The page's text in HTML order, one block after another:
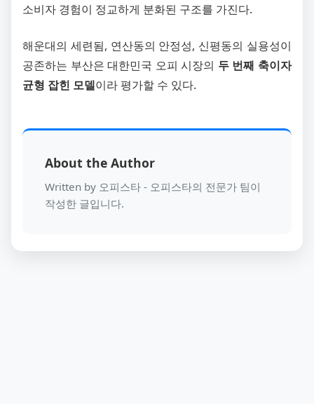
소비자 경험이 정교하게 분화된 구조를 가진다.
해운대의 세련됨, 연산동의 안정성, 신평동의 실용성이
공존하는 부산은 대한민국 오피 시장의 두 번째 축이자
균형 잡힌 모델이라 평가할 수 있다.
About the Author
Written by 오피스타 - 오피스타의 전문가 팀이
작성한 글입니다.